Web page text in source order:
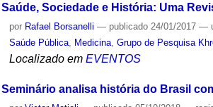
Saúde, Sociedade e História: Uma
por Rafael Borsanelli — publicado 24/01/2017—
Saúde Pública
Medicina ,Grupo de Pesquisa
Localizado em EVENTOS
Seminário analisa história do Brasil